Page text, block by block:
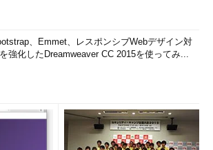
を無効化する（TIPS）
ムのアンインストール情報を削除してディ
量を増やす
Tech TIPS」
、Emmet、レスポンシブWebデザイン対
強化したDreamweaver CC 2015を使ってみ...